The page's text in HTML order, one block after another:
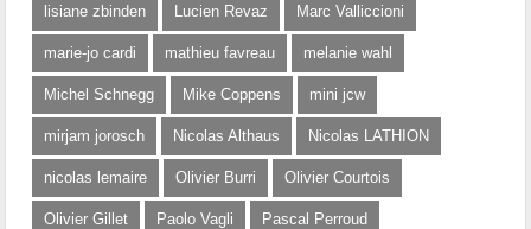
lisiane zbinden Lucien Revaz Marc Valliccioni
marie-jo cardi mathieu favreau melanie wahl
Michel Schnegg Mike Coppens mini jcw
mirjam jorosch Nicolas Althaus Nicolas LATHION
nicolas lemaire Olivier Burri Olivier Courtois
Olivier Gillet Paolo Vagli Pascal Perroud